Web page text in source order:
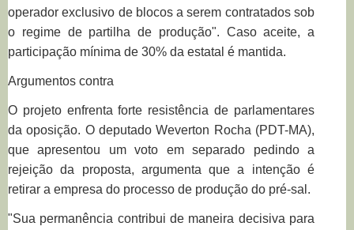
operador exclusivo de blocos a serem contratados sob
o regime de partilha de produção". Caso aceite, a
participação mínima de 30% da estatal é mantida.
Argumentos contra
O projeto enfrenta forte resistência de parlamentares
da oposição. O deputado Weverton Rocha (PDT-MA),
que apresentou um voto em separado pedindo a
rejeição da proposta, argumenta que a intenção é
retirar a empresa do processo de produção do pré-sal.
"Sua permanência contribui de maneira decisiva para